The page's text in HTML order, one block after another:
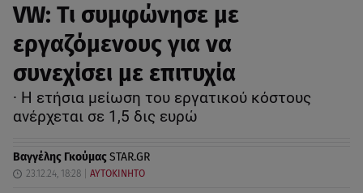
VW: Τι συμφώνησε με
εργαζόμενους για να
συνεχίσει με επιτυχία
· Η ετήσια μείωση του εργατικού κόστους
ανέρχεται σε 1,5 δις ευρώ
Βαγγέλης ΓκούμαςSTAR.GR
23.12.24, 18:28 ΑΥΤΟΚΙΝΗΤΟ